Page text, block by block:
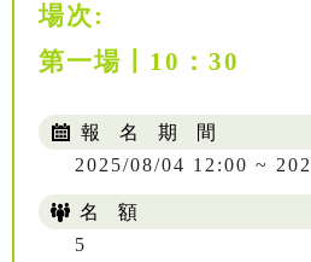
場次:
第一場〡10：30
報 名 期 間
2025/08/04 12:00 ~
名 額
5